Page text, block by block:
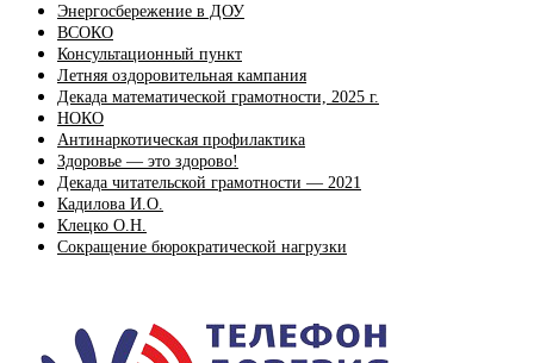
Энергосбережение в ДОУ
ВСОКО
Консультационный пункт
Летняя оздоровительная кампания
Декада математической грамотности, 2025 г.
НОКО
Антинаркотическая профилактика
Здоровье — это здорово!
Декада читательской грамотности — 2021
Кадилова И.О.
Клецко О.Н.
Сокращение бюрократической нагрузки